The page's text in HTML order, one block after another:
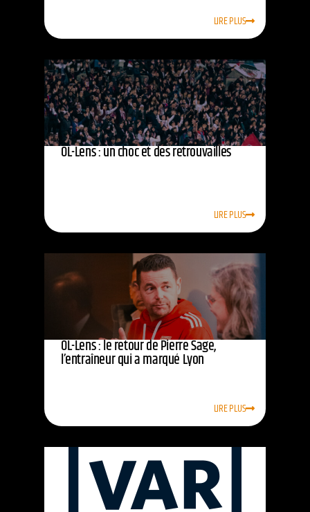
LIRE PLUS
OL-Lens : un choc et des retrouvailles
LIRE PLUS
OL-Lens : le retour de Pierre Sage,
l’entraîneur qui a marqué Lyon
LIRE PLUS